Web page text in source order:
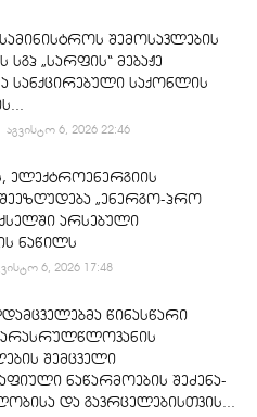
შემოსავლების
სგპ „სარფის“ მებაჟე
სანქცირებული საქონლის
აგვისტო 6, 2026 22:46
ელექტროენერგიის
„ენერგო-პრო
არსებული
ნაწილს
6, 2026 17:48
წინასწარი
შემცველი
ნაწარმოების შეძენა-
და გავრცელებისთვის...